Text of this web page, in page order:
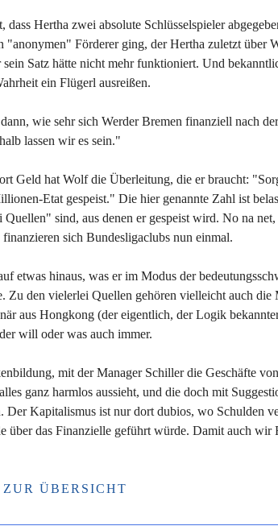
dass Hertha zwei absolute Schlüsselspieler
"anonymen" Förderer ging, der Hertha zuletzt über
sein Satz hätte nicht mehr funktioniert. Und
ein Flügerl ausreißen.
wie sehr sich Werder Bremen finanziell nach
lassen wir es sein."
Geld hat Wolf die Überleitung, die er braucht:
Etat gespeist." Die hier genannte Zahl ist
Quellen" sind, aus denen er gespeist wird. No na
sich Bundesligaclubs nun einmal.
etwas hinaus, was er im Modus der
Zu den vielerlei Quellen gehören vielleicht auch
aus Hongkong (der eigentlich, der Logik
will oder was auch immer.
mit der Manager Schiller die Geschäfte
ganz harmlos aussieht, und die doch mit
Der Kapitalismus ist nur dort dubios, wo Schulden
über das Finanzielle geführt würde. Damit auch wir
ÜBERSICHT